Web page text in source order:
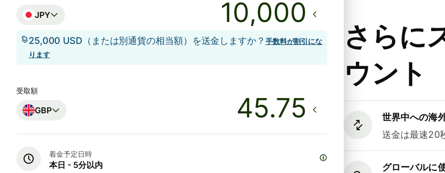
さらに
ウント
世界中への海
送金は最速20
グローバルに
JPY
25,000 USD（または別通貨の相当額）を送金しますか？ 手数料が割引にな
ります
受取額
GBP
着金予定日時
本日 - 5分以内